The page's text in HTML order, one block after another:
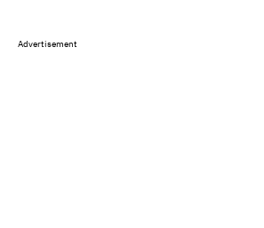
Advertisement